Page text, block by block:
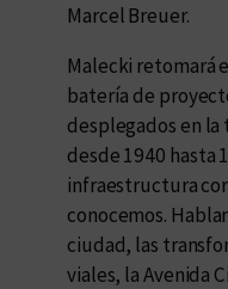
Marcel Breuer.
Malecki retomará
batería de
desplegados en la
desde 1940 hasta
infraestructura
conocemos.
ciudad, las
viales, la Avenida